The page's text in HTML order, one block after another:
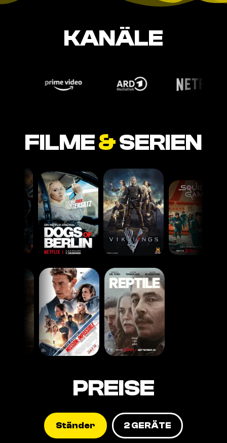
KANÄLE
FILME&SERIEN
PREISE
Ständer 2 GERÄTE